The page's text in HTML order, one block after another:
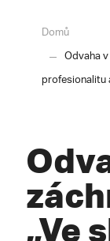
Domů
Odvaha
profesionalitu
„Ve